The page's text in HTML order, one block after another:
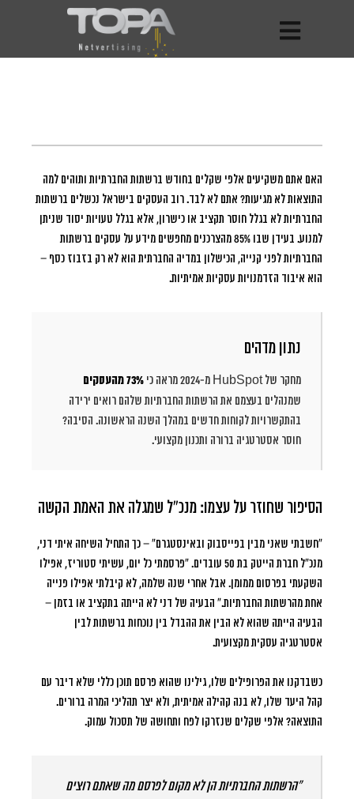
האם אתם משקיעים אלפי שקלים בחודש ברשתות החברתיות ותוהים למה
התוצאות לא מגיעות? אתם לא לבד. רוב העסקים בישראל נכשלים ברשתות
החברתיות לא בגלל חוסר תקציב או כישרון, אלא בגלל טעויות יסוד שניתן
למנוע. בעידן שבו 85% מהצרכנים מחפשים מידע על עסקים ברשתות
החברתיות לפני קנייה, הכישלון במדיה החברתית הוא לא רק בזבוז כסף –
הוא איבוד הזדמנויות עסקיות אמיתיות.
נתון מדהים
מחקר של HubSpot מ-2024 מראה כי 73% מהעסקים
שמנהלים בעצמם את הרשתות החברתיות שלהם רואים ירידה
בהתקשרויות לקוחות חדשים במהלך השנה הראשונה. הסיבה?
חוסר אסטרטגיה ברורה ותכנון מקצועי.
הסיפור שחוזר על עצמו: מנכ”ל שמגלה את האמת הקשה
“חשבתי שאני מבין בפייסבוק ובאינסטגרם”– כך התחיל השיחה איתי דני,
מנכ”ל חברת הייטק בת 50 עובדים. “פרסמתי כל יום, עשיתי סטוריז, אפילו
השקעתי בפרסום ממומן. אבל אחרי שנה שלמה, לא קיבלתי אפילו פנייה
אחת מהרשתות החברתיות.” הבעיה של דני לא הייתה בתקציב או בזמן –
הבעיה הייתה שהוא לא הבין את ההבדל בין נוכחות ברשתות לבין
אסטרטגיה עסקית מקצועית.
כשבדקנו את הפרופילים שלו, גילינו שהוא פרסם תוכן כללי שלא דיבר עם
קהל היעד שלו, לא בנה קהילה אמיתית, ולא יצר תהליכי המרה ברורים.
התוצאה? אלפי שקלים שנזרקו לפח ותחושה של תסכול עמוק.
“הרשתות החברתיות הן לא מקום לפרסם מה שאתם רוצים